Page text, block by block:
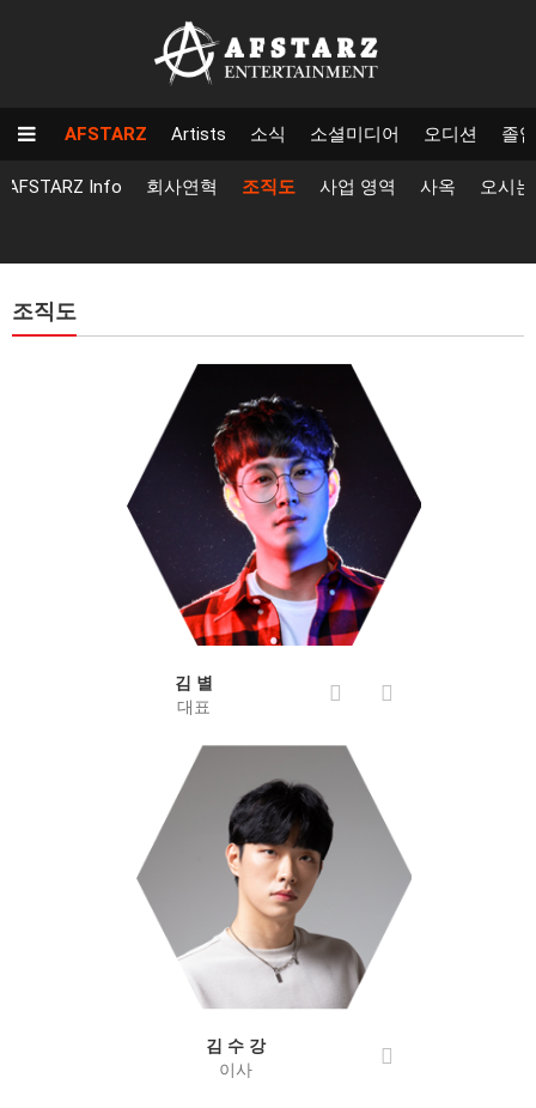
AFSTARZ Artists 소식 소셜미디어 오디션 졸
AFSTARZ Info 회사연혁 조직도 사업 영역 사옥 오시
조직도
김 별
대표
김 수 강
이사